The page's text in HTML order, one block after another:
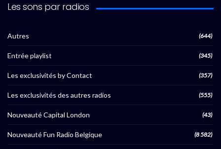
Les sons par radios
Autres (644)
Entrée playlist (345)
Les exclusivités by Contact (357)
Les exclusivités des autres radios (555)
Nouveauté Capital London (43)
Nouveauté Fun Radio Belgique (8 582)